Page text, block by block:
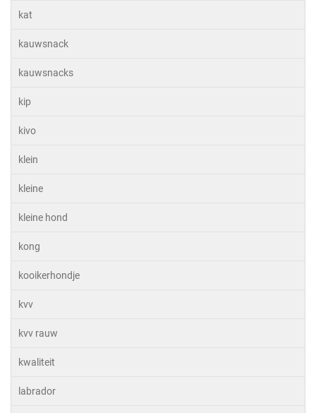
kat
kauwsnack
kauwsnacks
kip
kivo
klein
kleine
kleine hond
kong
kooikerhondje
kvv
kvv rauw
kwaliteit
labrador